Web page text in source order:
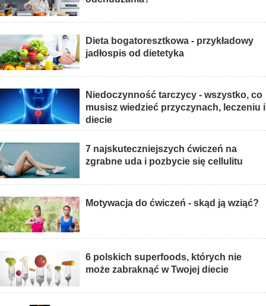
Dieta bogatoresztkowa - przykładowy
jadłospis od dietetyka
Niedoczynność tarczycy - wszystko, co
musisz wiedzieć przyczynach, leczeniu i
diecie
7 najskuteczniejszych ćwiczeń na
zgrabne uda i pozbycie się cellulitu
Motywacja do ćwiczeń - skąd ją wziąć?
6 polskich superfoods, których nie
może zabraknąć w Twojej diecie